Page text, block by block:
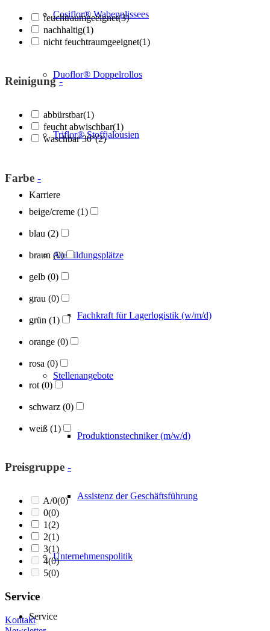
Cosiflor® Wabenplissees
Duoflor® Doppelrollos
Triflor® Stoffjalousien
Karriere
Ausbildungsplätze
Fachkraft für Lagerlogistik (w/m/d)
Stellenangebote
Produktionstechniker (m/w/d)
Assistenz der Geschäftsführung
Unternehmenspolitik
Service
feuchtraumgeeignet(3)
nachhaltig(1)
nicht feuchtraumgeeignet(1)
Reinigung-
abbürstbar(1)
feucht abwischbar(1)
waschbar 30°(2)
Farbe -
beige/creme (1)
blau (2)
braun (0)
gelb (0)
grau (0)
grün (1)
orange (0)
rosa (0)
rot (0)
schwarz (0)
weiß (1)
Preisgruppe -
A/0(0)
0(0)
1(2)
2(1)
3(1)
4(0)
5(0)
Service
Kontakt